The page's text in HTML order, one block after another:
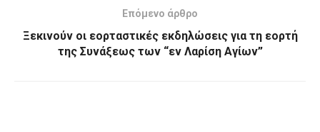
Επόμενο άρθρο
Ξεκινούν οι εορταστικές εκδηλώσεις για τη εορτή
της Συνάξεως των “εν Λαρίση Αγίων”